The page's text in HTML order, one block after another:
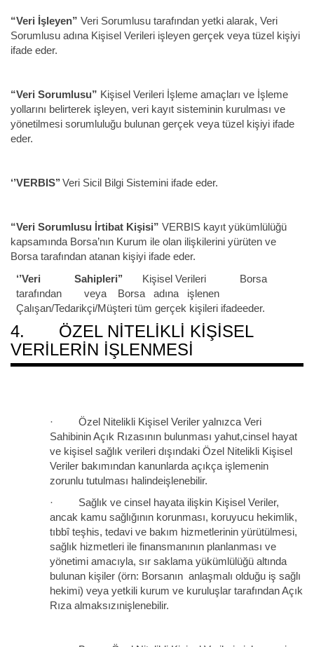
“Veri İşleyen” Veri Sorumlusu tarafından yetki alarak, Veri
Sorumlusu adına Kişisel Verileri işleyen gerçek veya tüzel kişiyi
ifade eder.
“Veri Sorumlusu” Kişisel Verileri İşleme amaçları ve İşleme
yollarını belirterek işleyen, veri kayıt sisteminin kurulması ve
yönetilmesi sorumluluğu bulunan gerçek veya tüzel kişiyi ifade
eder.
‘’VERBIS’’Veri Sicil Bilgi Sistemini ifade eder.
“Veri Sorumlusu İrtibat Kişisi” VERBIS kayıt yükümlülüğü
kapsamında Borsa’nın Kurum ile olan ilişkilerini yürüten ve
Borsa tarafından atanan kişiyi ifade eder.
‘’Veri Sahipleri’’ Kişisel Verileri Borsa
tarafından veya Borsa adına işlenen
Çalışan/Tedarikçi/Müşteri tüm gerçek kişileri ifadeeder.
4. ÖZEL NİTELİKLİ KİŞİSEL
VERİLERİN İŞLENMESİ
· Özel Nitelikli Kişisel Veriler yalnızca Veri
Sahibinin Açık Rızasının bulunması yahut,cinsel hayat
ve kişisel sağlık verileri dışındaki Özel Nitelikli Kişisel
Veriler bakımından kanunlarda açıkça işlemenin
zorunlu tutulması halindeişlenebilir.
· Sağlık ve cinsel hayata ilişkin Kişisel Veriler,
ancak kamu sağlığının korunması, koruyucu hekimlik,
tıbbî teşhis, tedavi ve bakım hizmetlerinin yürütülmesi,
sağlık hizmetleri ile finansmanının planlanması ve
yönetimi amacıyla, sır saklama yükümlülüğü altında
bulunan kişiler (örn: Borsanın anlaşmalı olduğu iş sağlı
hekimi) veya yetkili kurum ve kuruluşlar tarafından Açık
Rıza almaksızınişlenebilir.